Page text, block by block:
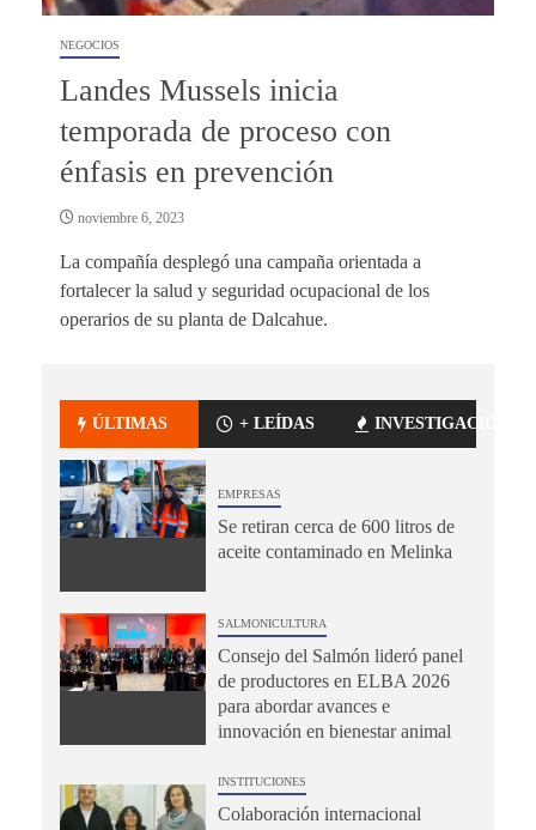
NEGOCIOS
Landes Mussels inicia
temporada de proceso con
énfasis en prevención
noviembre 6, 2023
La compañía desplegó una campaña orientada a
fortalecer la salud y seguridad ocupacional de los
operarios de su planta de Dalcahue.
ÚLTIMAS + LEÍDAS INVESTIGACIÓN
EMPRESAS
Se retiran cerca de 600 litros de
aceite contaminado en Melinka
SALMONICULTURA
Consejo del Salmón lideró panel
de productores en ELBA 2026
para abordar avances e
innovación en bienestar animal
INSTITUCIONES
Colaboración internacional